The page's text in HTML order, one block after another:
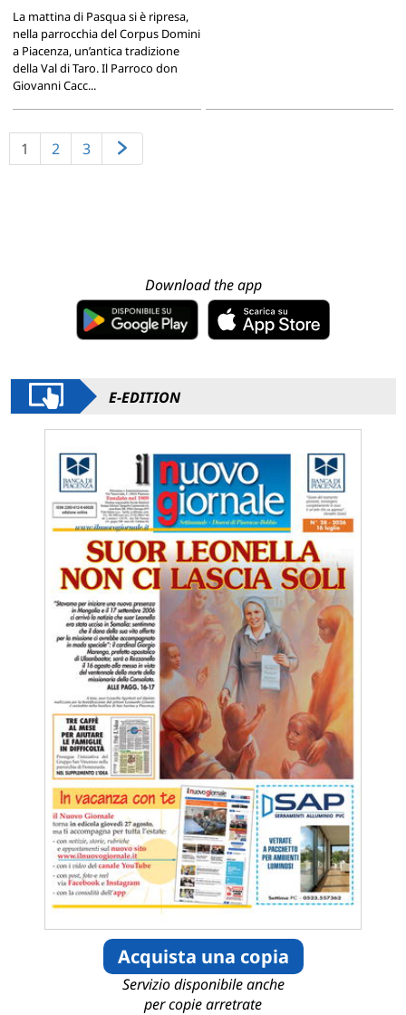
La mattina di Pasqua si è ripresa,
nella parrocchia del Corpus Domini
a Piacenza, un’antica tradizione
della Val di Taro. Il Parroco don
Giovanni Cacc...
1 2 3
Download the app
E-EDITION
Acquista una copia
Servizio disponibile anche
per copie arretrate